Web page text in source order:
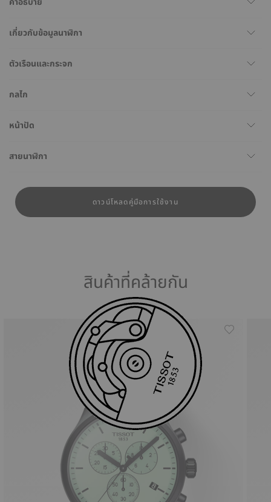
เกี่ยวกับข้อมูลนาฬิกา
ตัวเรือนและกระจก
กลไก
หน้าปัด
สายนาฬิกา
ดาวน์โหลดคู่มือการใช้งาน
สินค้าที่คล้ายกัน